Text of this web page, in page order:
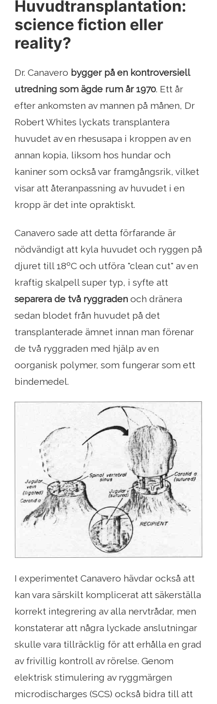
Huvudtransplantation:
science fiction eller
reality?
Dr. Canavero bygger på en kontroversiell
utredning som ägde rum år 1970. Ett år
efter ankomsten av mannen på månen, Dr
Robert Whites lyckats transplantera
huvudet av en rhesusapa i kroppen av en
annan kopia, liksom hos hundar och
kaniner som också var framgångsrik, vilket
visar att återanpassning av huvudet i en
kropp är det inte opraktiskt.
Canavero sade att detta förfarande är
nödvändigt att kyla huvudet och ryggen på
djuret till 18ºC och utföra "clean cut" av en
kraftig skalpell super typ, i syfte att
separera de två ryggraden och dränera
sedan blodet från huvudet på det
transplanterade ämnet innan man förenar
de två ryggraden med hjälp av en
oorganisk polymer, som fungerar som ett
bindemedel.
I experimentet Canavero hävdar också att
kan vara särskilt komplicerat att säkerställa
korrekt integrering av alla nervtrådar, men
konstaterar att några lyckade anslutningar
skulle vara tillräcklig för att erhålla en grad
av frivillig kontroll av rörelse. Genom
elektrisk stimulering av ryggmärgen
microdischarges (SCS) också bidra till att